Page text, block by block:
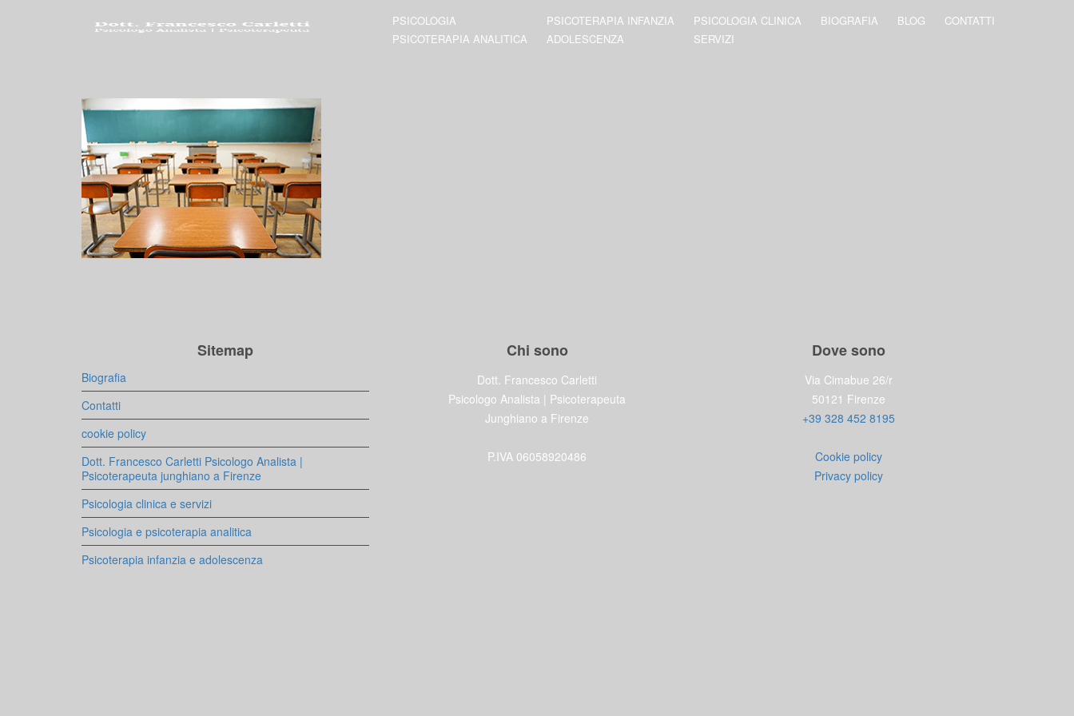
PSICOLOGIA
PSICOTERAPIA ANALITICA
PSICOTERAPIA INFANZIA
ADOLESCENZA
PSICOLOGIA CLINICA
SERVIZI
BIOGRAFIA BLOG CONTATTI
Sitemap
Biografia
Contatti
cookie policy
Dott. Francesco Carletti Psicologo Analista |
Psicoterapeuta junghiano a Firenze
Psicologia clinica e servizi
Psicologia e psicoterapia analitica
Psicoterapia infanzia e adolescenza
Chi sono
Dott. Francesco Carletti
Psicologo Analista | Psicoterapeuta
Junghiano a Firenze
P.IVA 06058920486
Dove sono
Via Cimabue 26/r
50121 Firenze
+39 328 452 8195
Cookie policy
Privacy policy